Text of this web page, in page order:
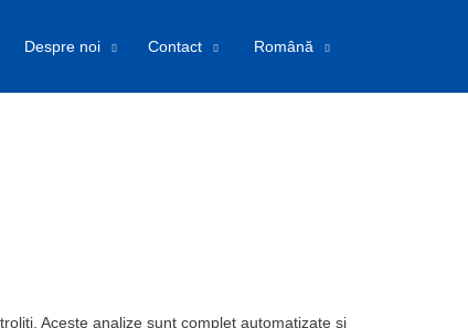
Despre noi Contact Română
Aceste analize sunt complet automatizate și